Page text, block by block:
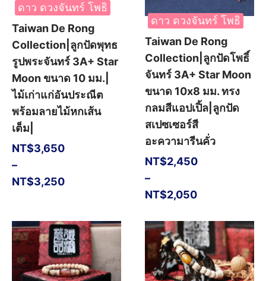
ดาว ดวงจันทร์ โพธิ
Taiwan De Rong
Collection|ลูกปัดพุทธ
รูปพระจันทร์ 3A+ Star
Moon ขนาด 10 มม.|
ไม้เก่าแก่อันประณีต
พร้อมลายไม้หกเส้น
เต็ม|
NT$3,250
–
NT$3,650
ดาว ดวงจันทร์ โพธิ
Taiwan De Rong
Collection|ลูกปัดโพธิ์
จันทร์ 3A+ Star Moon
ขนาด 10x8 มม. ทรง
กลมสีแอปเปิ้ล|ลูกปัด
สเปซเซอร์สี
อะความารีนคั่ว
NT$2,050
–
NT$2,450